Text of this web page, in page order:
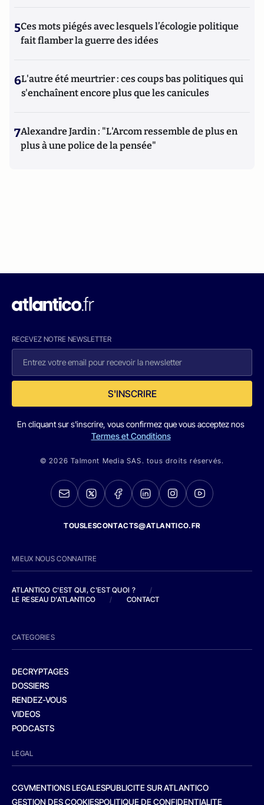
5Ces mots piégés avec lesquels l’écologie politique
fait flamber la guerre des idées
6L'autre été meurtrier : ces coups bas politiques qui
s'enchaînent encore plus que les canicules
7Alexandre Jardin : "L'Arcom ressemble de plus en
plus à une police de la pensée"
RECEVEZ NOTRE NEWSLETTER
S'INSCRIRE
En cliquant sur s'inscrire, vous confirmez que vous acceptez nos
Termes et Conditions
© 2026 Talmont Media SAS. tous droits réservés.
TOUSLESCONTACTS@ATLANTICO.FR
MIEUX NOUS CONNAITRE
ATLANTICO C'EST QUI, C'EST QUOI ?
/
LE RESEAU D'ATLANTICO
/ CONTACT
CATEGORIES
DECRYPTAGES
DOSSIERS
RENDEZ-VOUS
VIDEOS
PODCASTS
LEGAL
CGVMENTIONS LEGALESPUBLICITE SUR ATLANTICO
GESTION DES COOKIESPOLITIQUE DE CONFIDENTIALITE